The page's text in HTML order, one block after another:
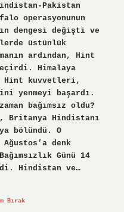
Pakistan
operasyonunun
dengesi değişti ve
üstünlük
ardından, Hint
Himalaya
Hint kuvvetleri,
yenmeyi başardı.
bağımsız oldu?
Britanya Hindistanı
bölündü. O
denk
Günü 14
Hindistan ve…
Bırak